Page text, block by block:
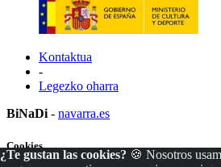
Kontaktua
-
Legezko oharra
BiNaDi - navarra.es
¿Te gustan las cookies? 🍪 Nosotros
Cookies